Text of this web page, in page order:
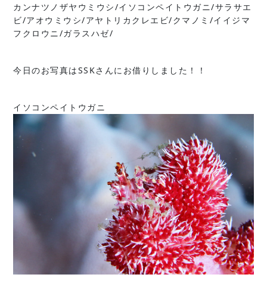
カンナツノザヤウミウシ/イソコンペイトウガニ/サラサエ
ビ/アオウミウシ/アヤトリカクレエビ/クマノミ/イイジマ
フクロウニ/ガラスハゼ/
今日のお写真はSSKさんにお借りしました！！
イソコンペイトウガニ